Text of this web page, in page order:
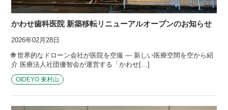
かわせ歯科医院 新築移転リニューアルオープンのお知らせ
2026年02月28日
🌐 世界的なドローン会社が医院を空撮 — 新しい医療空間を空から紹
介 医療法人社団優智会が運営する「かわせ[…]
OIDEYO 東村山